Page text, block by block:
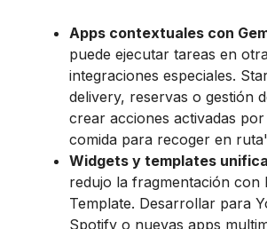
Apps contextuales con
puede ejecutar tareas en
integraciones especiales.
delivery, reservas o gestión
crear acciones activadas
comida para recoger en
Widgets y templates
redujo la fragmentación con
Template. Desarrollar para
Spotify o nuevas apps